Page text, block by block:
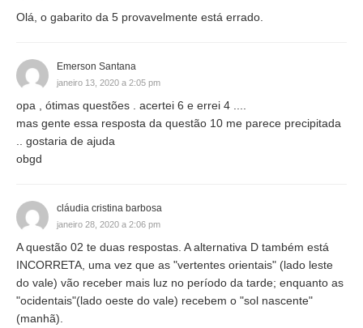
Olá, o gabarito da 5 provavelmente está errado.
Emerson Santana
janeiro 13, 2020 a 2:05 pm
opa , ótimas questões . acertei 6 e errei 4 ....
mas gente essa resposta da questão 10 me parece precipitada
.. gostaria de ajuda
obgd
cláudia cristina barbosa
janeiro 28, 2020 a 2:06 pm
A questão 02 te duas respostas. A alternativa D também está
INCORRETA, uma vez que as "vertentes orientais" (lado leste
do vale) vão receber mais luz no período da tarde; enquanto as
"ocidentais"(lado oeste do vale) recebem o "sol nascente"
(manhã).